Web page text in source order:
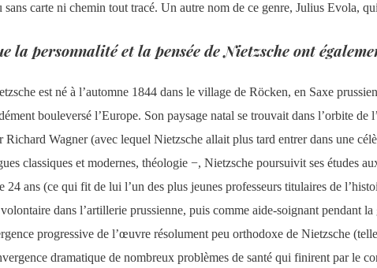
sans carte ni chemin tout tracé. Un autre nom de ce genre, Julius Evola,
la personnalité et la pensée de Nietzsche ont
est né à l’automne 1844 dans le village de Röcken, en Saxe
bouleversé l’Europe. Son paysage natal se trouvait dans l’orbite
Wagner (avec lequel Nietzsche allait plus tard entrer dans une
classiques et modernes, théologie −, Nietzsche poursuivit ses études
24 ans (ce qui fit de lui l’un des plus jeunes professeurs titulaires de
dans l’artillerie prussienne, puis comme aide-soignant pendant
progressive de l’œuvre résolument peu orthodoxe de Nietzsche
dramatique de nombreux problèmes de santé qui finirent par le